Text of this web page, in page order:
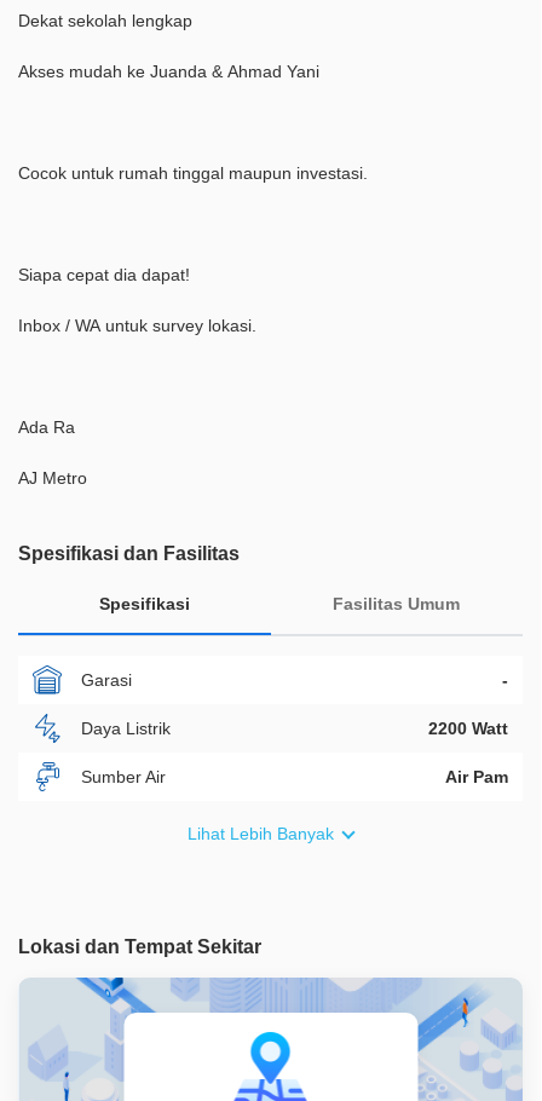
Dekat sekolah lengkap
Akses mudah ke Juanda & Ahmad Yani
Cocok untuk rumah tinggal maupun investasi.
Siapa cepat dia dapat!
Inbox / WA untuk survey lokasi.
Ada Ra
AJ Metro
Spesifikasi dan Fasilitas
Spesifikasi Fasilitas Umum
Garasi -
Daya Listrik 2200 Watt
Sumber Air Air Pam
Lihat Lebih Banyak
Lokasi dan Tempat Sekitar